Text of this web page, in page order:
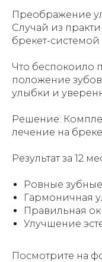
Преображение
Случай из
брекет-системой
Что беспокоило
положение
улыбки и
Решение:
лечение на
Результат за 12
Ровные
Гармоничная
Правильная
Улучшение
Посмотрите на